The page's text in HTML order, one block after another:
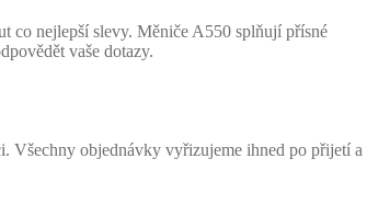
co nejlepší slevy. Měniče A550 splňují přísné
vaše dotazy.
Všechny objednávky vyřizujeme ihned po přijetí a